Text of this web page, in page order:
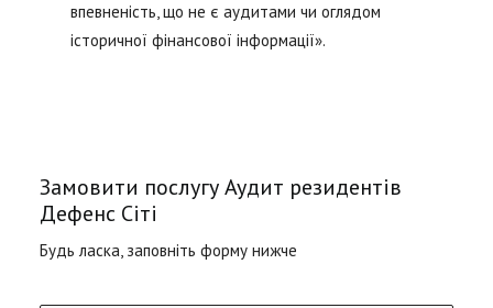
впевненість, що не є аудитами чи оглядом
історичної фінансової інформації».
Замовити послугу Аудит резидентів
Дефенс Сіті
Будь ласка, заповніть форму нижче